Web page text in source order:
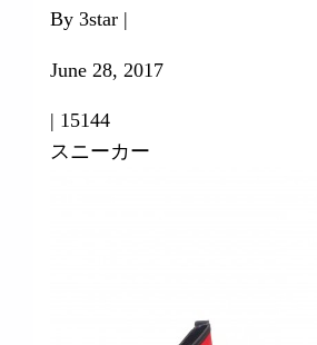
By 3star |
June 28, 2017
| 15144
スニーカー